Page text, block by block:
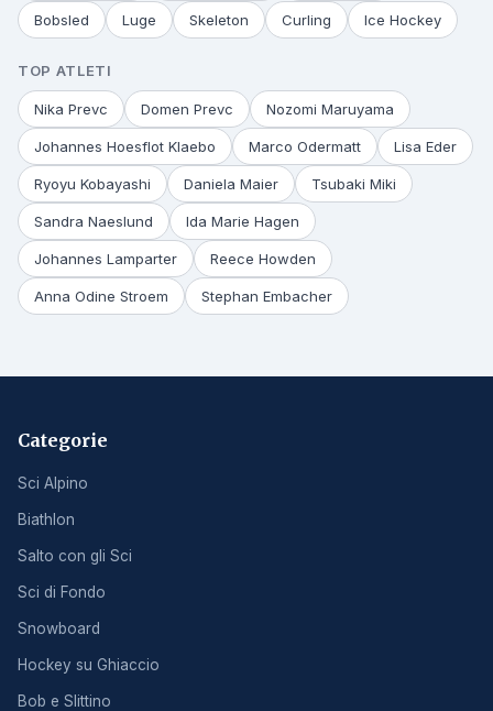
Bobsled Luge Skeleton Curling Ice Hockey
TOP ATLETI
Nika Prevc Domen Prevc Nozomi Maruyama
Johannes Hoesflot Klaebo Marco Odermatt Lisa Eder
Ryoyu Kobayashi Daniela Maier Tsubaki Miki
Sandra Naeslund Ida Marie Hagen
Johannes Lamparter Reece Howden
Anna Odine Stroem Stephan Embacher
Categorie
Sci Alpino
Biathlon
Salto con gli Sci
Sci di Fondo
Snowboard
Hockey su Ghiaccio
Bob e Slittino